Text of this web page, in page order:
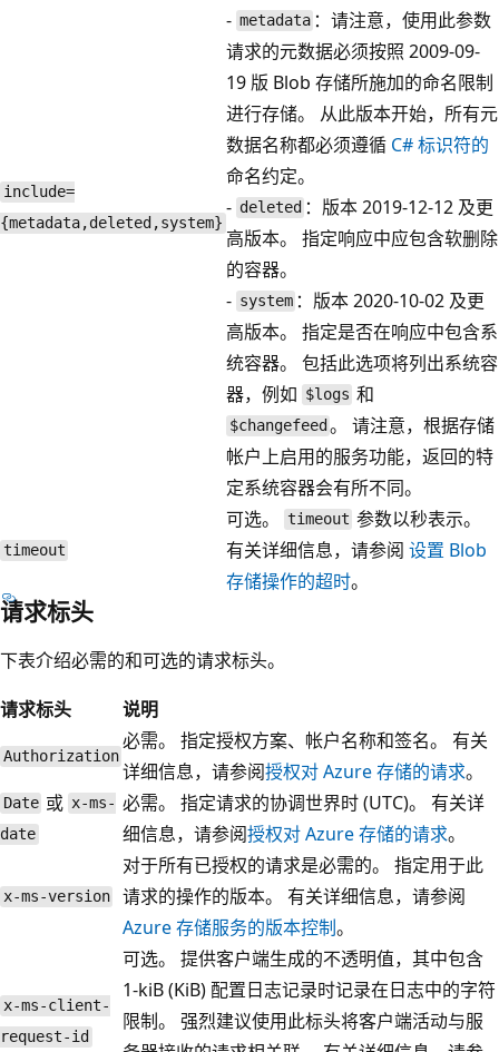
include=
{metadata,deleted,system}
- metadata ：请注意，使用此参数
请求的元数据必须按照 2009-09-
19 版 Blob 存储所施加的命名限制
进行存储。 从此版本开始，所有元
数据名称都必须遵循 C# 标识符的
命名约定。
- deleted ：版本 2019-12-12 及更
高版本。 指定响应中应包含软删除
的容器。
- system ：版本 2020-10-02 及更
高版本。 指定是否在响应中包含系
统容器。 包括此选项将列出系统容
器，例如 $logs 和
$changefeed 。 请注意，根据存储
帐户上启用的服务功能，返回的特
定系统容器会有所不同。
timeout
可选。 timeout 参数以秒表示。
有关详细信息，请参阅 设置 Blob
存储操作的超时。
请求标头
下表介绍必需的和可选的请求标头。
请求标头
说明
Authorization
必需。 指定授权方案、帐户名称和签名。 有关
详细信息，请参阅授权对 Azure 存储的请求。
Date 或 x-ms-
date
必需。 指定请求的协调世界时 (UTC)。 有关详
细信息，请参阅授权对 Azure 存储的请求。
x-ms-version
对于所有已授权的请求是必需的。 指定用于此
请求的操作的版本。 有关详细信息，请参阅
Azure 存储服务的版本控制。
x-ms-client-
request-id
可选。 提供客户端生成的不透明值，其中包含
1-kiB (KiB) 配置日志记录时记录在日志中的字符
限制。 强烈建议使用此标头将客户端活动与服